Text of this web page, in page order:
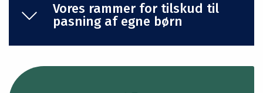
Vores rammer for tilskud til
pasning af egne børn